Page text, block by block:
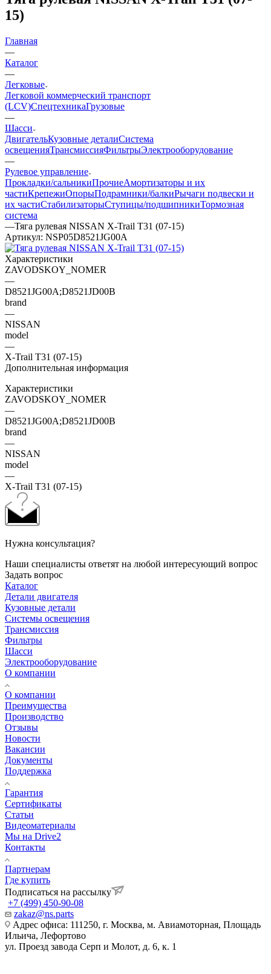
15)
Главная
—
Каталог
—
Легковые
Легковой коммерческий транспорт
(LCV)СпецтехникаГрузовые
—
Шасси
ДвигательКузовные деталиСистема
освещенияТрансмиссияФильтрыЭлектрооборудование
—
Рулевое управление
Прокладки/сальникиПрочиеАмортизаторы и их
частиКрепежиОпорыПодрамники/балкиРычаги подвески и
их частиСтабилизаторыСтупицы/подшипникиТормозная
система
—Тяга рулевая NISSAN X-Trail T31 (07-15)
Артикул: NSP05D8521JG00A
Характеристики
ZAVODSKOY_NOMER
—
D8521JG00A;D8521JD00B
brand
—
NISSAN
model
—
X-Trail T31 (07-15)
Дополнительная информация
Характеристики
ZAVODSKOY_NOMER
—
D8521JG00A;D8521JD00B
brand
—
NISSAN
model
—
X-Trail T31 (07-15)
Нужна консультация?
Наши специалисты ответят на любой интересующий вопрос
Задать вопрос
Каталог
Детали двигателя
Кузовные детали
Системы освещения
Трансмиссия
Фильтры
Шасси
Электрооборудование
О компании
О компании
Преимущества
Производство
Отзывы
Новости
Вакансии
Документы
Поддержка
Гарантия
Сертификаты
Статьи
Видеоматериалы
Мы на Drive2
Контакты
Партнерам
Где купить
Подписаться на рассылку
+7 (499) 450-90-08
zakaz@ns.parts
Адрес офиса: 111250, г. Москва, м. Авиамоторная, Площадь
Ильича, Лефортово
ул. Проезд завода Серп и Молот, д. 6, к. 1